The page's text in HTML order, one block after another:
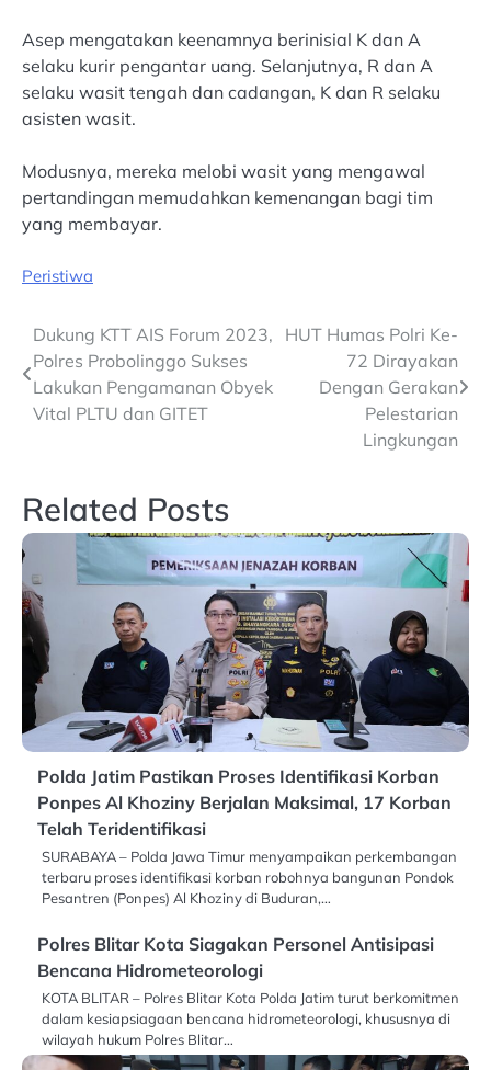
Asep mengatakan keenamnya berinisial K dan A
selaku kurir pengantar uang. Selanjutnya, R dan A
selaku wasit tengah dan cadangan, K dan R selaku
asisten wasit.
Modusnya, mereka melobi wasit yang mengawal
pertandingan memudahkan kemenangan bagi tim
yang membayar.
Peristiwa
Post
navigation
Dukung KTT AIS Forum 2023,
Polres Probolinggo Sukses
Lakukan Pengamanan Obyek
Vital PLTU dan GITET
HUT Humas Polri Ke-
72 Dirayakan
Dengan Gerakan
Pelestarian
Lingkungan
Related Posts
Polda Jatim Pastikan Proses Identifikasi Korban
Ponpes Al Khoziny Berjalan Maksimal, 17 Korban
Telah Teridentifikasi
SURABAYA – Polda Jawa Timur menyampaikan perkembangan
terbaru proses identifikasi korban robohnya bangunan Pondok
Pesantren (Ponpes) Al Khoziny di Buduran,…
Polres Blitar Kota Siagakan Personel Antisipasi
Bencana Hidrometeorologi
KOTA BLITAR – Polres Blitar Kota Polda Jatim turut berkomitmen
dalam kesiapsiagaan bencana hidrometeorologi, khususnya di
wilayah hukum Polres Blitar…